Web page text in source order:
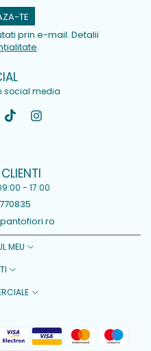
prin e-mail. Detalii
.
social media
- 17:00
MEU